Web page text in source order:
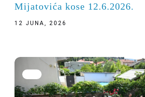
Mijatovića kose 12.6.2026.
12 JUNA, 2026